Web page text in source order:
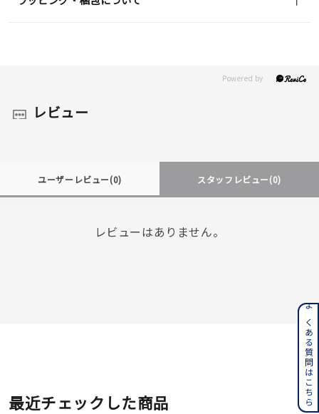
レビュー
ユーザーレビュー(0) スタッフレビュー(0)
レビューはありません。
最近チェックした商品 よくある質問はこちら